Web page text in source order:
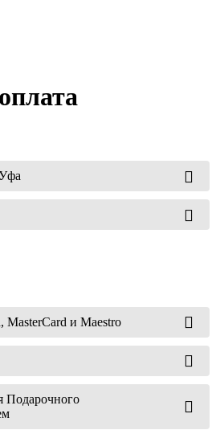
MasterCard и Maestro
Подарочного